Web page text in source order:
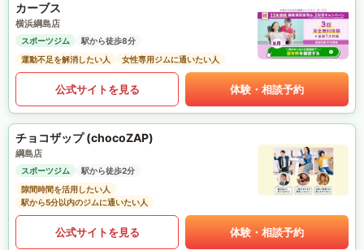
カーブス
横浜綱島店
スポーツジム
駅から徒歩8分
運動不足を解消したい人
女性専用ジムに通いたい人
公式サイトを見る 体験・相談予約
チョコザップ (chocoZAP)
綱島店
スポーツジム
駅から徒歩2分
隙間時間を活用したい人
駅から5分以内のジムに通いたい人
公式サイトを見る 体験・相談予約